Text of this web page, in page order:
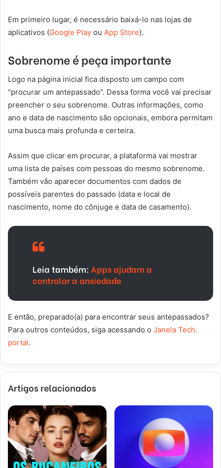
Em primeiro lugar, é necessário baixá-lo nas lojas de
aplicativos (Google Play ou App Store).
Sobrenome é peça importante
Logo na página inicial fica disposto um campo com
“procurar um antepassado”. Dessa forma você vai precisar
preencher o seu sobrenome. Outras informações, como
ano e data de nascimento são opcionais, embora permitam
uma busca mais profunda e certeira.
Assim que clicar em procurar, a plataforma vai mostrar
uma lista de países com pessoas do mesmo sobrenome.
Também vão aparecer documentos com dados de
possíveis parentes do passado (data e local de
nascimento, nome do cônjuge e data de casamento).
Leia também: Apps ajudam a
controlar a ansiedade
E então, preparado(a) para encontrar seus antepassados?
Para outros conteúdos, siga acessando o Janela Tech.
portal.
Artigos relacionados